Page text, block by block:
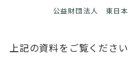
公益財団法人 東日
上記の資料をご覧ください